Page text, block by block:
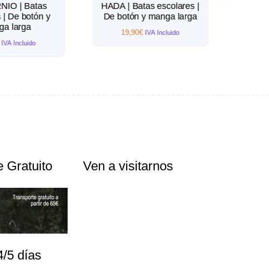
HADA | Batas escolares |
De botón y manga larga
CARITA | Batas
escolares | De botón y
Gratuito
5 días
Ven a visitarnos